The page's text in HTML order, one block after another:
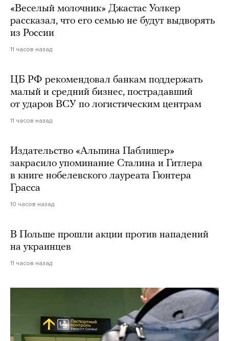
«Веселый молочник» Джастас Уолкер
рассказал, что его семью не будут выдворять
из России
11 часов назад
ЦБ РФ рекомендовал банкам поддержать
малый и средний бизнес, пострадавший
от ударов ВСУ по логистическим центрам
11 часов назад
Издательство «Альпина Паблишер»
закрасило упоминание Сталина и Гитлера
в книге нобелевского лауреата Гюнтера
Грасса
10 часов назад
В Польше прошли акции против нападений
на украинцев
11 часов назад